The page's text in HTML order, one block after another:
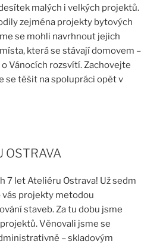
malých i velkých projektů.
zejména projekty bytových
se mohli navrhnout jejich
která se stávají domovem –
Vánocích rozsvítí. Zachovejte
se těšit na spolupráci opět v
OSTRAVA
7 let Ateliéru Ostrava! Už sedm
projekty metodou
staveb. Za tu dobu jsme
Věnovali jsme se
– skladovým